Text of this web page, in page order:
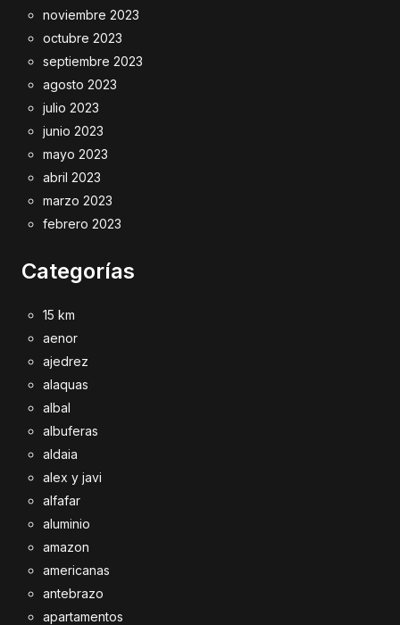
noviembre 2023
octubre 2023
septiembre 2023
agosto 2023
julio 2023
junio 2023
mayo 2023
abril 2023
marzo 2023
febrero 2023
Categorías
15 km
aenor
ajedrez
alaquas
albal
albuferas
aldaia
alex y javi
alfafar
aluminio
amazon
americanas
antebrazo
apartamentos